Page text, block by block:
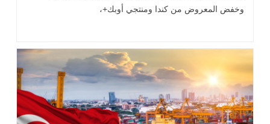
وخفض المعروض من كندا ومنتجي أوبك+،